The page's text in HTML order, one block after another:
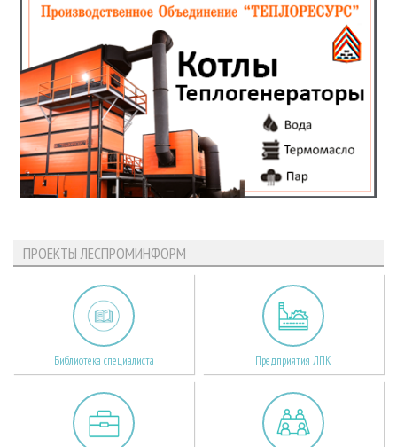
ПРОЕКТЫ ЛЕСПРОМИНФОРМ
Библиотека специалиста Предприятия ЛПК